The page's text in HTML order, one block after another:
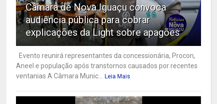
Câmara de Nova Iguaçu convoca
audiência pública para cobrar
explicações da Light sobre apagões
Evento reunirá representantes da concessionária, Procon,
Aneel e população após transtornos causados por recentes
ventanias A Câmara Munic... Leia Mais